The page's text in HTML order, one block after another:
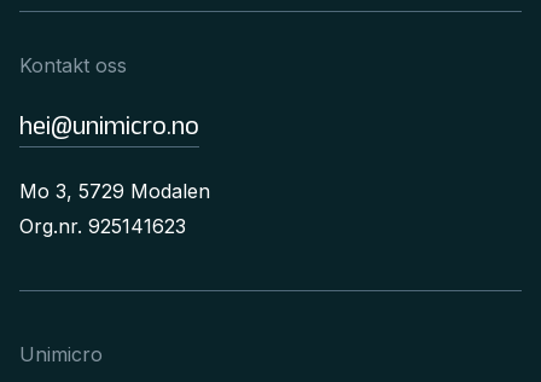
Kontakt oss
hei@unimicro.no
Mo 3, 5729 Modalen
Org.nr. 925141623
Unimicro